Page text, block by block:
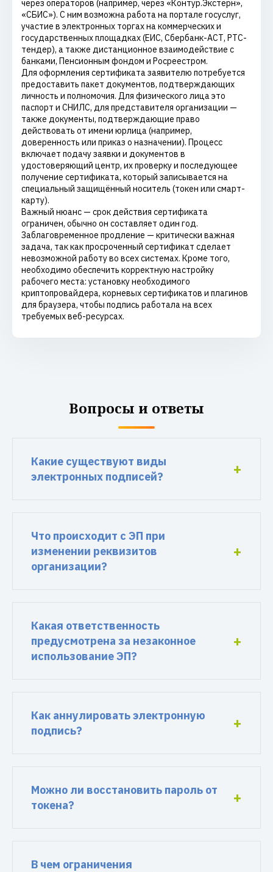
через операторов (например, через «Контур.Экстерн»,
«СБИС»). С ним возможна работа на портале госуслуг,
участие в электронных торгах на коммерческих и
государственных площадках (ЕИС, Сбербанк-АСТ, РТС-
тендер), а также дистанционное взаимодействие с
банками, Пенсионным фондом и Росреестром.
Для оформления сертификата заявителю потребуется
предоставить пакет документов, подтверждающих
личность и полномочия. Для физического лица это
паспорт и СНИЛС, для представителя организации —
также документы, подтверждающие право
действовать от имени юрлица (например,
доверенность или приказ о назначении). Процесс
включает подачу заявки и документов в
удостоверяющий центр, их проверку и последующее
получение сертификата, который записывается на
специальный защищённый носитель (токен или смарт-
карту).
Важный нюанс — срок действия сертификата
ограничен, обычно он составляет один год.
Заблаговременное продление — критически важная
задача, так как просроченный сертификат сделает
невозможной работу во всех системах. Кроме того,
необходимо обеспечить корректную настройку
рабочего места: установку необходимого
криптопровайдера, корневых сертификатов и плагинов
для браузера, чтобы подпись работала на всех
требуемых веб-ресурсах.
Вопросы и ответы
Какие существуют виды
электронных подписей?
Что происходит с ЭП при
изменении реквизитов
организации?
Какая ответственность
предусмотрена за незаконное
использование ЭП?
Как аннулировать электронную
подпись?
Можно ли восстановить пароль от
токена?
В чем ограничения